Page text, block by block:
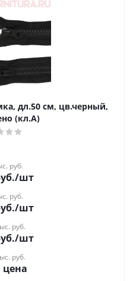
дл.50 см, цв.черный,
(кл.А)
руб.
/шт
руб.
/шт
руб.
/шт
руб.
цена